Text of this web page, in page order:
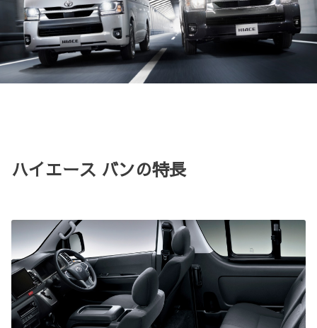
ハイエース バンの特長